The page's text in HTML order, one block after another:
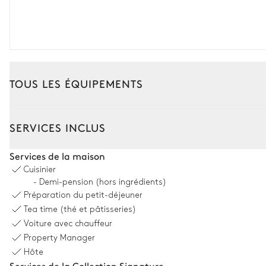
TOUS LES ÉQUIPEMENTS
Canapés
2Fauteuils
Salle à manger
Table
SERVICES INCLUS
Services de la maison
Cuisinier
- Demi-pension (hors ingrédients)
Préparation du petit-déjeuner
Tea time (thé et pâtisseries)
Voiture avec chauffeur
Property Manager
Hôte